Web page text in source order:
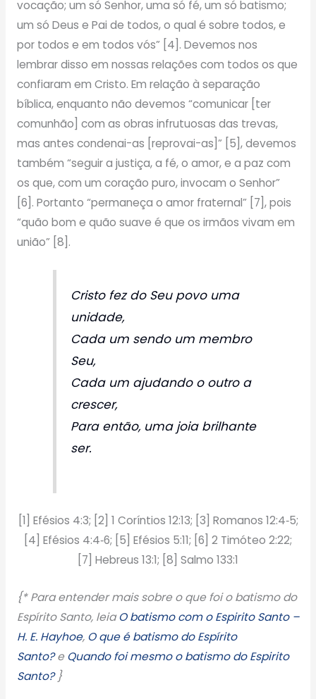
vocação; um só Senhor, uma só fé, um só batismo;
um só Deus e Pai de todos, o qual é sobre todos, e
por todos e em todos vós” [4]. Devemos nos
lembrar disso em nossas relações com todos os que
confiaram em Cristo. Em relação à separação
bíblica, enquanto não devemos “comunicar [ter
comunhão] com as obras infrutuosas das trevas,
mas antes condenai-as [reprovai-as]” [5], devemos
também “seguir a justiça, a fé, o amor, e a paz com
os que, com um coração puro, invocam o Senhor”
[6]. Portanto “permaneça o amor fraternal” [7], pois
“quão bom e quão suave é que os irmãos vivam em
união” [8].
Cristo fez do Seu povo uma
unidade,
Cada um sendo um membro
Seu,
Cada um ajudando o outro a
crescer,
Para então, uma joia brilhante
ser.
[1] Efésios 4:3; [2] 1 Coríntios 12:13; [3] Romanos 12:4‑5;
[4] Efésios 4:4‑6; [5] Efésios 5:11; [6] 2 Timóteo 2:22;
[7] Hebreus 13:1; [8] Salmo 133:1
{* Para entender mais sobre o que foi o batismo do
Espírito Santo, leiaO batismo com o Espirito Santo –
H. E. Hayhoe, O que é batismo do Espírito
Santo?eQuando foi mesmo o batismo do Espirito
Santo? }